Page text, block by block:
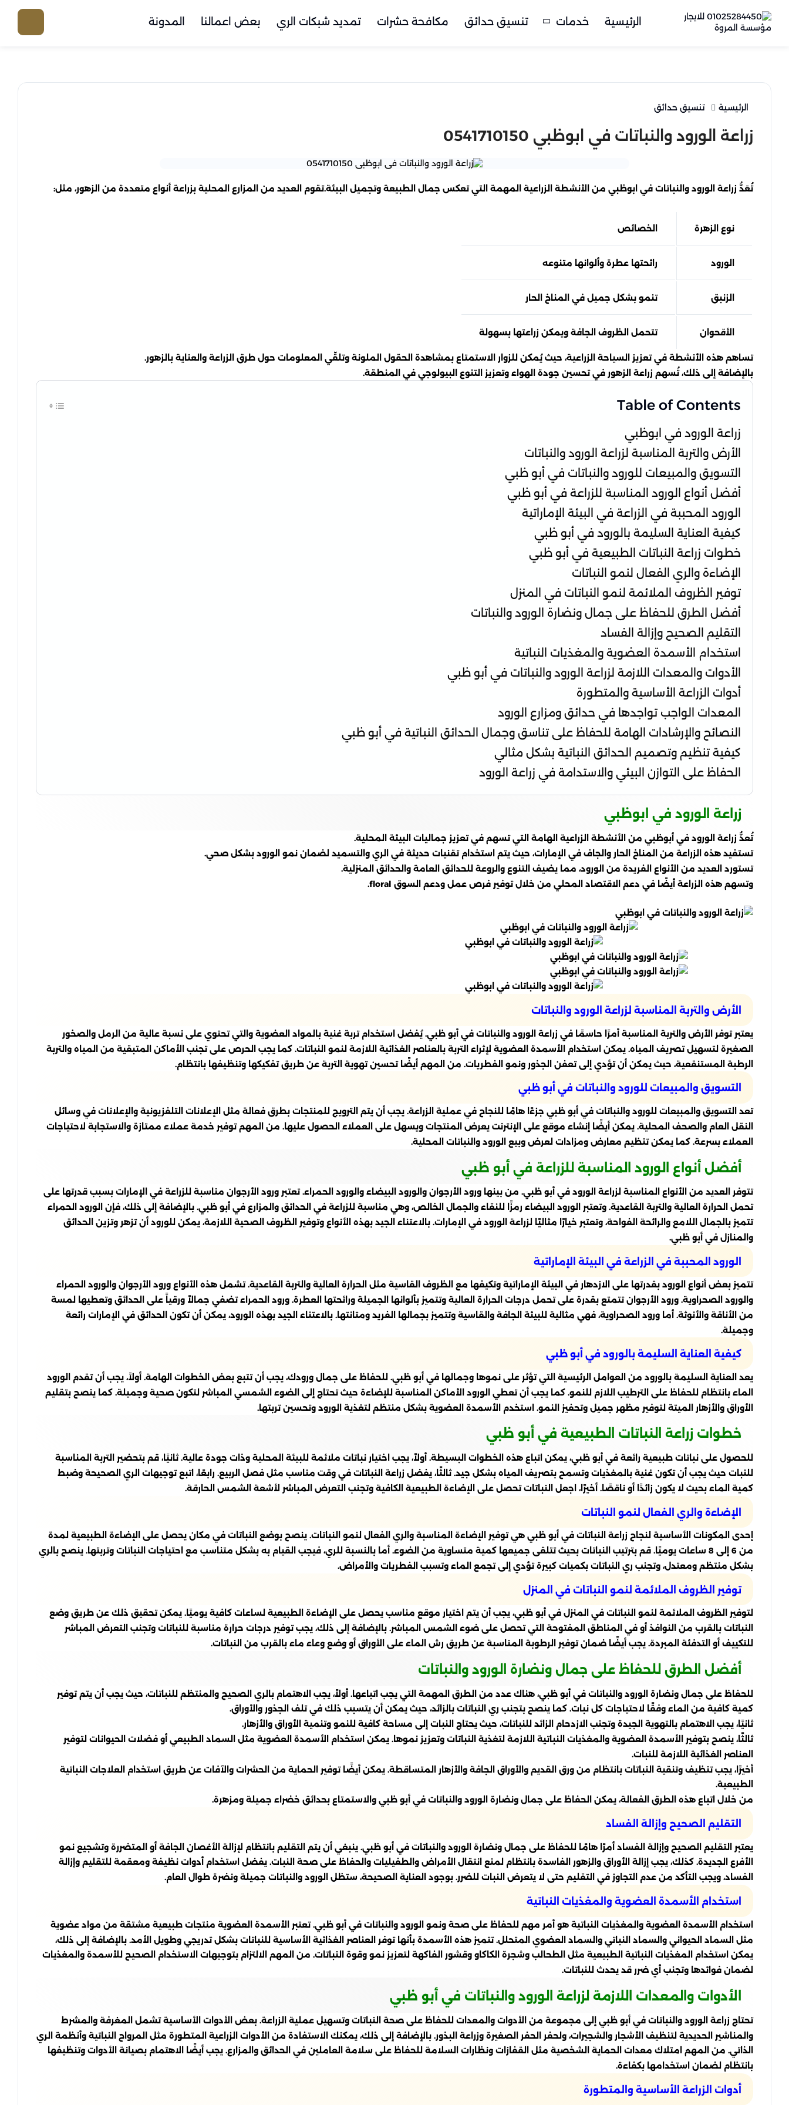
الرئيسية خدمات تنسيق حدائق مكافحة حشرات تمديد شبكات الري بعض اعمالنا المدونة
الرئيسية تنسيق حدائق
زراعة الورود والنباتات في ابوظبي 0541710150
تُعَدُّ زراعة الورود والنباتات في ابوظبي من الأنشطة الزراعية المهمة التي تعكس جمال الطبيعة وتجميل البيئة.تقوم العديد من المزارع المحلية بزراعة أنواع متعددة من الزهور، مثل:
نوع الزهرة الخصائص
الورود رائحتها عطرة وألوانها متنوعه
الزنبق تنمو بشكل جميل في المناخ الحار
الأقحوان تتحمل الظروف الجافة ويمكن زراعتها بسهولة
تساهم هذه الأنشطة في تعزيز السياحة الزراعية، حيث يُمكن للزوار الاستمتاع بمشاهدة الحقول الملونة وتلقّي المعلومات حول طرق الزراعة والعناية بالزهور.
بالإضافة إلى ذلك، تُسهم زراعة الزهور في تحسين جودة الهواء وتعزيز التنوع البيولوجي في المنطقة.
Table of Contents
زراعة الورود في ابوظبي
الأرض والتربة المناسبة لزراعة الورود والنباتات
التسويق والمبيعات للورود والنباتات في أبو ظبي
أفضل أنواع الورود المناسبة للزراعة في أبو ظبي
الورود المحببة في الزراعة في البيئة الإماراتية
كيفية العناية السليمة بالورود في أبو ظبي
خطوات زراعة النباتات الطبيعية في أبو ظبي
الإضاءة والري الفعال لنمو النباتات
توفير الظروف الملائمة لنمو النباتات في المنزل
أفضل الطرق للحفاظ على جمال ونضارة الورود والنباتات
التقليم الصحيح وإزالة الفساد
استخدام الأسمدة العضوية والمغذيات النباتية
الأدوات والمعدات اللازمة لزراعة الورود والنباتات في أبو ظبي
أدوات الزراعة الأساسية والمتطورة
المعدات الواجب تواجدها في حدائق ومزارع الورود
النصائح والإرشادات الهامة للحفاظ على تناسق وجمال الحدائق النباتية في أبو ظبي
كيفية تنظيم وتصميم الحدائق النباتية بشكل مثالي
الحفاظ على التوازن البيئي والاستدامة في زراعة الورود
زراعة الورود في ابوظبي
تُعدُّ زراعة الورود في أبوظبي من الأنشطة الزراعية الهامة التي تسهم في تعزيز جماليات البيئة المحلية.
تستفيد هذه الزراعة من المناخ الحار والجاف في الإمارات، حيث يتم استخدام تقنيات حديثة في الري والتسميد لضمان نمو الورود بشكل صحي.
تستورد العديد من الأنواع الفريدة من الورود، مما يضيف التنوع والروعة للحدائق العامة والحدائق المنزلية.
وتسهم هذه الزراعة أيضًا في دعم الاقتصاد المحلي من خلال توفير فرص عمل ودعم السوق floral.
الأرض والتربة المناسبة لزراعة الورود والنباتات
يعتبر توفر الأرض والتربة المناسبة أمرًا حاسمًا في زراعة الورود والنباتات في أبو ظبي. يُفضل استخدام تربة غنية بالمواد العضوية والتي تحتوي على نسبة عالية من الرمل والصخور
الصغيرة لتسهيل تصريف المياه. يمكن استخدام الأسمدة العضوية لإثراء التربة بالعناصر الغذائية اللازمة لنمو النباتات. كما يجب الحرص على تجنب الأماكن المتبقية من المياه والتربة
الرطبة المستنقعية، حيث يمكن أن تؤدي إلى تعفن الجذور ونمو الفطريات. من المهم أيضًا تحسين تهوية التربة عن طريق تفكيكها وتنظيفها بانتظام.
التسويق والمبيعات للورود والنباتات في أبو ظبي
تعد التسويق والمبيعات للورود والنباتات في أبو ظبي جزءًا هامًا للنجاح في عملية الزراعة. يجب أن يتم الترويج للمنتجات بطرق فعالة مثل الإعلانات التلفزيونية والإعلانات في وسائل
النقل العام والصحف المحلية. يمكن أيضًا إنشاء موقع على الإنترنت يعرض المنتجات ويسهل على العملاء الحصول عليها. من المهم توفير خدمة عملاء ممتازة والاستجابة لاحتياجات
العملاء بسرعة. كما يمكن تنظيم معارض ومزادات لعرض وبيع الورود والنباتات المحلية.
أفضل أنواع الورود المناسبة للزراعة في أبو ظبي
تتوفر العديد من الأنواع المناسبة لزراعة الورود في أبو ظبي. من بينها ورود الأرجوان والورود البيضاء والورود الحمراء. تعتبر ورود الأرجوان مناسبة للزراعة في الإمارات بسبب قدرتها على
تحمل الحرارة العالية والتربة القاعدية. وتعتبر الورود البيضاء رمزًا للنقاء والجمال الخالص، وهي مناسبة للزراعة في الحدائق والمزارع في أبو ظبي. بالإضافة إلى ذلك، فإن الورود الحمراء
تتميز بالجمال اللامع والرائحة الفواحة، وتعتبر خيارًا مثاليًا لزراعة الورود في الإمارات. بالاعتناء الجيد بهذه الأنواع وتوفير الظروف الصحية اللازمة، يمكن للورود أن تزهر وتزين الحدائق
والمنازل في أبو ظبي.
الورود المحببة في الزراعة في البيئة الإماراتية
تتميز بعض أنواع الورود بقدرتها على الازدهار في البيئة الإماراتية وتكيفها مع الظروف القاسية مثل الحرارة العالية والتربة القاعدية. تشمل هذه الأنواع ورود الأرجوان والورود الحمراء
والورود الصحراوية. ورود الأرجوان تتمتع بقدرة على تحمل درجات الحرارة العالية وتتميز بألوانها الجميلة ورائحتها العطرة. ورود الحمراء تضفي جمالاً ورقياً على الحدائق وتعطيها لمسة
من الأناقة والأنوثة. أما ورود الصحراوية، فهي مثالية للبيئة الجافة والقاسية وتتميز بجمالها الفريد ومتانتها. بالاعتناء الجيد بهذه الورود، يمكن أن تكون الحدائق في الإمارات رائعة
وجميلة.
كيفية العناية السليمة بالورود في أبو ظبي
يعد العناية السليمة بالورود من العوامل الرئيسية التي تؤثر على نموها وجمالها في أبو ظبي. للحفاظ على جمال ورودك، يجب أن تتبع بعض الخطوات الهامة. أولاً، يجب أن تقدم الورود
الماء بانتظام للحفاظ على الترطيب اللازم للنمو. كما يجب أن تعطي الورود الأماكن المناسبة للإضاءة حيث تحتاج إلى الضوء الشمسي المباشر لتكون صحية وجميلة. كما ينصح بتقليم
الأوراق والأزهار الميتة لتوفير مظهر جميل وتحفيز النمو. استخدم الأسمدة العضوية بشكل منتظم لتغذية الورود وتحسين تربتها.
خطوات زراعة النباتات الطبيعية في أبو ظبي
للحصول على نباتات طبيعية رائعة في أبو ظبي، يمكن اتباع هذه الخطوات البسيطة. أولاً، يجب اختيار نباتات ملائمة للبيئة المحلية وذات جودة عالية. ثانيًا، قم بتحضير التربة المناسبة
للنبات حيث يجب أن تكون غنية بالمغذيات وتسمح بتصريف المياه بشكل جيد. ثالثًا، يفضل زراعة النباتات في وقت مناسب مثل فصل الربيع. رابعًا، اتبع توجيهات الري الصحيحة وضبط
كمية الماء بحيث لا يكون زائدًا أو ناقصًا. أخيرًا، اجعل النباتات تحصل على الإضاءة الطبيعية الكافية وتجنب التعرض المباشر لأشعة الشمس الحارقة.
الإضاءة والري الفعال لنمو النباتات
إحدى المكونات الأساسية لنجاح زراعة النباتات في أبو ظبي هي توفير الإضاءة المناسبة والري الفعال لنمو النباتات. ينصح بوضع النباتات في مكان يحصل على الإضاءة الطبيعية لمدة
من 6 إلى 8 ساعات يوميًا. قم بترتيب النباتات بحيث تتلقى جميعها كمية متساوية من الضوء. أما بالنسبة للري، فيجب القيام به بشكل متناسب مع احتياجات النباتات وتربتها. ينصح بالري
بشكل منتظم ومعتدل، وتجنب ري النباتات بكميات كبيرة تؤدي إلى تجمع الماء وتسبب الفطريات والأمراض.
توفير الظروف الملائمة لنمو النباتات في المنزل
لتوفير الظروف الملائمة لنمو النباتات في المنزل في أبو ظبي، يجب أن يتم اختيار موقع مناسب يحصل على الإضاءة الطبيعية لساعات كافية يوميًا. يمكن تحقيق ذلك عن طريق وضع
النباتات بالقرب من النوافذ أو في المناطق المفتوحة التي تحصل على ضوء الشمس المباشر. بالإضافة إلى ذلك، يجب توفير درجات حرارة مناسبة للنباتات وتجنب التعرض المباشر
للتكييف أو التدفئة المبردة. يجب أيضًا ضمان توفير الرطوبة المناسبة عن طريق رش الماء على الأوراق أو وضع وعاء ماء بالقرب من النباتات.
أفضل الطرق للحفاظ على جمال ونضارة الورود والنباتات
للحفاظ على جمال ونضارة الورود والنباتات في أبو ظبي، هناك عدد من الطرق المهمة التي يجب اتباعها. أولاً، يجب الاهتمام بالري الصحيح والمنتظم للنباتات، حيث يجب أن يتم توفير
كمية كافية من الماء وفقًا لاحتياجات كل نبات. كما ينصح بتجنب ري النباتات بالزائد، حيث يمكن أن يتسبب ذلك في تلف الجذور والأوراق.
ثانيًا، يجب الاهتمام بالتهوية الجيدة وتجنب الازدحام الزائد للنباتات، حيث يحتاج النبات إلى مساحة كافية للنمو وتنمية الأوراق والأزهار.
ثالثًا، ينصح بتوفير الأسمدة العضوية والمغذيات النباتية اللازمة لتغذية النباتات وتعزيز نموها. يمكن استخدام الأسمدة العضوية مثل السماد الطبيعي أو فضلات الحيوانات لتوفير
العناصر الغذائية اللازمة للنبات.
أخيرًا، يجب تنظيف وتنقية النباتات بانتظام من ورق القديم والأوراق الجافة والأزهار المتساقطة. يمكن أيضًا توفير الحماية من الحشرات والآفات عن طريق استخدام العلاجات النباتية
الطبيعية.
من خلال اتباع هذه الطرق الفعالة، يمكن الحفاظ على جمال ونضارة الورود والنباتات في أبو ظبي والاستمتاع بحدائق خضراء جميلة ومزهرة.
التقليم الصحيح وإزالة الفساد
يعتبر التقليم الصحيح وإزالة الفساد أمرًا هامًا للحفاظ على جمال ونضارة الورود والنباتات في أبو ظبي. ينبغي أن يتم التقليم بانتظام لإزالة الأغصان الجافة أو المتضررة وتشجيع نمو
الأفرع الجديدة. كذلك، يجب إزالة الأوراق والزهور الفاسدة بانتظام لمنع انتقال الأمراض والطفيليات والحفاظ على صحة النبات. يفضل استخدام أدوات نظيفة ومعقمة للتقليم وإزالة
الفساد، ويجب التأكد من عدم التجاوز في التقليم حتى لا يتعرض النبات للضرر. بوجود العناية الصحيحة، ستظل الورود والنباتات جميلة ونضرة طوال العام.
استخدام الأسمدة العضوية والمغذيات النباتية
استخدام الأسمدة العضوية والمغذيات النباتية هو أمر مهم للحفاظ على صحة ونمو الورود والنباتات في أبو ظبي. تعتبر الأسمدة العضوية منتجات طبيعية مشتقة من مواد عضوية
مثل السماد الحيواني والسماد النباتي والسماد العضوي المتحلل. تتميز هذه الأسمدة بأنها توفر العناصر الغذائية الأساسية للنباتات بشكل تدريجي وطويل الأمد. بالإضافة إلى ذلك،
يمكن استخدام المغذيات النباتية الطبيعية مثل الطحالب وشجرة الكاكاو وقشور الفاكهة لتعزيز نمو وقوة النباتات. من المهم الالتزام بتوجيهات الاستخدام الصحيح للأسمدة والمغذيات
لضمان فوائدها وتجنب أي ضرر قد يحدث للنباتات.
الأدوات والمعدات اللازمة لزراعة الورود والنباتات في أبو ظبي
تحتاج زراعة الورود والنباتات في أبو ظبي إلى مجموعة من الأدوات والمعدات للحفاظ على صحة النباتات وتسهيل عملية الزراعة. بعض الأدوات الأساسية تشمل المغرفة والمشرط
والمناشير الحديدية لتنظيف الأشجار والشجيرات، ولحفر الحفر الصغيرة وزراعة البذور. بالإضافة إلى ذلك، يمكنك الاستفادة من الأدوات الزراعية المتطورة مثل المرواح النباتية وأنظمة الري
الذاتي. من المهم امتلاك معدات الحماية الشخصية مثل القفازات ونظارات السلامة للحفاظ على سلامة العاملين في الحدائق والمزارع. يجب أيضًا الاهتمام بصيانة الأدوات وتنظيفها
بانتظام لضمان استخدامها بكفاءة.
أدوات الزراعة الأساسية والمتطورة